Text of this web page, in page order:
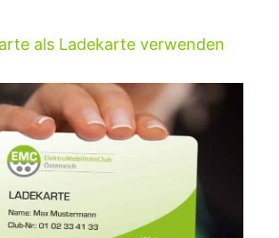
als Ladekarte verwenden